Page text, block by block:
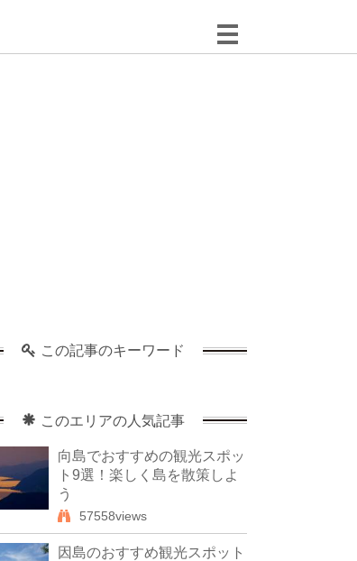
この記事のキーワード
このエリアの人気記事
向島でおすすめの観光スポッ
ト9選！楽しく島を散策しよ
う
57558views
因島のおすすめ観光スポット